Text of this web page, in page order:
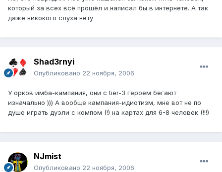
который за всех всё прошёл и написал бы в интернете. А так
даже никокого слуха нету
Shad3rnyi
Опубликовано 22 ноября, 2006
У орков имба-кампания, они с tier-3 героем бегают
изначально ))) А вообще кампания-идиотизм, мне вот не по
душе играть дуэли с компом (!) на картах для 6-8 человек (!!!)
NJmist
Опубликовано 22 ноября, 2006